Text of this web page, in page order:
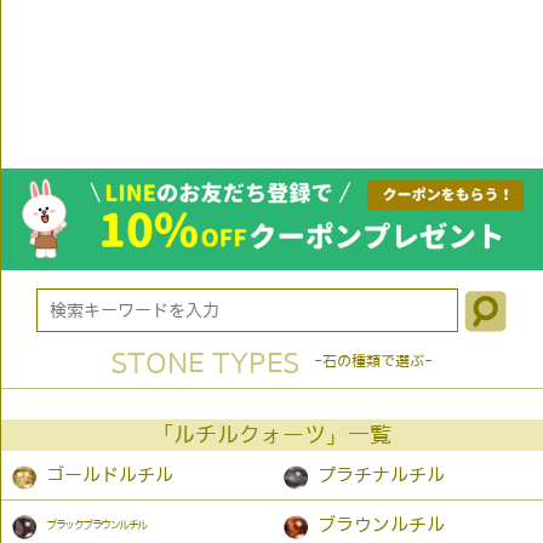
STONE TYPES -石の種類で選ぶ-
「ルチルクォーツ」一覧
ゴールドルチル プラチナルチル
ブラックブラウンルチル ブラウンルチル